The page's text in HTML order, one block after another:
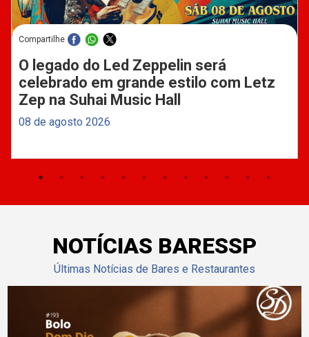
Compartilhe
O legado do Led Zeppelin será
celebrado em grande estilo com Letz
Zep na Suhai Music Hall
08 de agosto 2026
NOTÍCIAS BARESSP
Últimas Notícias de Bares e Restaurantes